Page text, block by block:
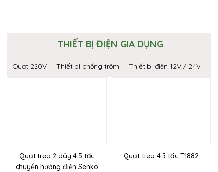
THIẾT BỊ ĐIỆN GIA DỤNG
Quạt 220V Thiết bị chống trộm Thiết bị điện 12V / 24V
Quạt treo 2 dây 4.5 tấc
chuyển hướng điện Senko
Quạt treo 4.5 tấc T1882